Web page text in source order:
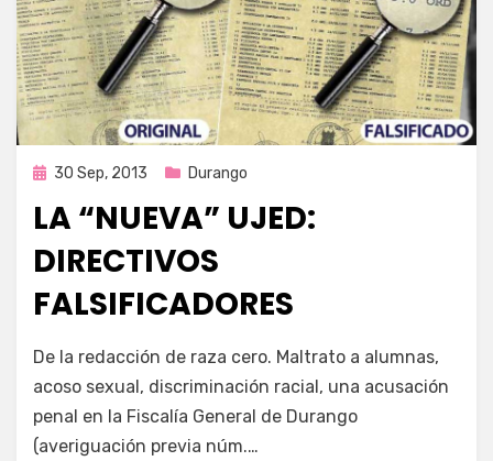
Publicada
30 Sep, 2013 Durango
LA “NUEVA” UJED:
DIRECTIVOS
FALSIFICADORES
por Enrique
De la redacción de raza cero. Maltrato a alumnas,
acoso sexual, discriminación racial, una acusación
penal en la Fiscalía General de Durango
(averiguación previa núm.…